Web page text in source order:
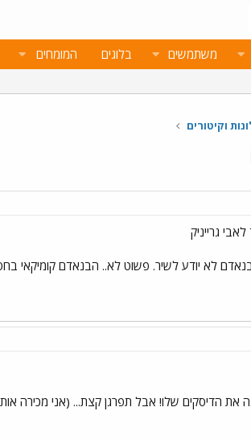
משתמשים בלוגים המומחים
וקיטורים
גרייניק
לא יודע לשיר. פשוט לא.. הבנאדם קומיקאי
את הדיסקים שלו! אבל תפרגן קצת... (אני מכירה